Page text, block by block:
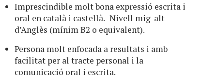
Imprescindible molt bona expressió escrita i
oral en català i castellà.- Nivell mig-alt
d’Anglès (mínim B2 o equivalent).
Persona molt enfocada a resultats i amb
facilitat per al tracte personal i la
comunicació oral i escrita.